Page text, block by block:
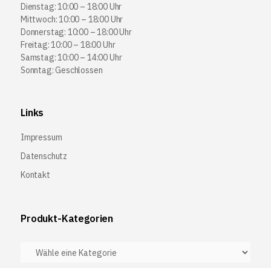
Dienstag: 10:00 – 18:00 Uhr
Mittwoch: 10:00 – 18:00 Uhr
Donnerstag: 10:00 – 18:00 Uhr
Freitag: 10:00 – 18:00 Uhr
Samstag: 10:00 – 14:00 Uhr
Sonntag: Geschlossen
Links
Impressum
Datenschutz
Kontakt
Produkt-Kategorien